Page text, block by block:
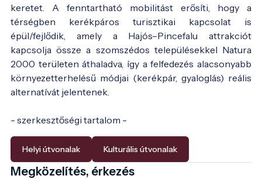
keretet. A fenntartható mobilitást erősíti, hogy a
térségben kerékpáros turisztikai kapcsolat is
épül/fejlődik, amely a Hajós–Pincefalu attrakciót
kapcsolja össze a szomszédos településekkel Natura
2000 területen áthaladva, így a felfedezés alacsonyabb
környezetterhelésű módjai (kerékpár, gyaloglás) reális
alternatívát jelentenek.
- szerkesztőségi tartalom -
Helyi útvonalak Kulturális útvonalak
Megközelítés, érkezés